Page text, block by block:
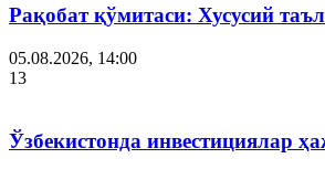
Рақобат қўмитаси: Хусусий
05.08.2026, 14:00
13
Ўзбекистонда инвестициялар